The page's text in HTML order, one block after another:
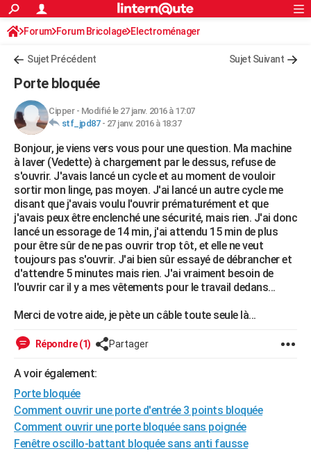
ACTUALITÉS
Politique
Société
Faits Divers
Education
Monde
Villes
+
FINANCE
Retraite
Impôts
Epargne
Immobilier
Risques naturels par ville
Banque
Assurance
Crédit
AUTO
Essais
Réserver un essai
Citadines
Berlines
SUV
Forum auto
+HIGH-TECH
Mobiles
Meilleur smartphone
Internet
Ordinateurs
Jeux vidéo
Guide high-tech
+BRICOLAGE
Forum
Aménagement intérieur
Extérieur
Cuisine
Salle de bains
Jardinage
Rangement
WEEK-END
Guides de France
Escapades
Patrimoine
Expositions
Musées
Week-end nature
LIFESTYLE
Art de vivre
Bien-être
Loisirs
ModeModes de vie
SANTE
Guide de la santé
CARTE DE VOEUX
Carte de Noël
Carte Bonne année
Carte Saint-Valentin
Carte Pâques
Carte d'anniversaire
DICTIONNAIRE
S'inscrire
Connexion
Forum Forum Bricolage Electroménager
Sujet Précédent Sujet Suivant
Porte bloquée
Cipper- Modifié le 27 janv. 2016 à 17:07
stf_jpd87- 27 janv. 2016 à 18:37
Bonjour, je viens vers vous pour une question. Ma machine
à laver (Vedette) à chargement par le dessus, refuse de
s'ouvrir. J'avais lancé un cycle et au moment de vouloir
sortir mon linge, pas moyen. J'ai lancé un autre cycle me
disant que j'avais voulu l'ouvrir prématurément et que
j'avais peux être enclenché une sécurité, mais rien. J'ai donc
lancé un essorage de 14 min, j'ai attendu 15 min de plus
pour être sûr de ne pas ouvrir trop tôt, et elle ne veut
toujours pas s'ouvrir. J'ai bien sûr essayé de débrancher et
d'attendre 5 minutes mais rien. J'ai vraiment besoin de
l'ouvrir car il y a mes vêtements pour le travail dedans...
Merci de votre aide, je pète un câble toute seule là...
Répondre (1) Partager
A voir également:
Porte bloquée
Comment ouvrir une porte d'entrée 3 points bloquée
Comment ouvrir une porte bloquée sans poignée
Fenêtre oscillo-battant bloquée sans anti fausse